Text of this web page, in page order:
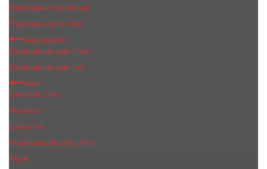
Накладные ресницы
Подводка для глаз
Карандаши
Карандаши для глаз
Карандаши для губ
Тени
Christian Dior
Versace
Lancome
Anastasia Beverly Hills
Tarte